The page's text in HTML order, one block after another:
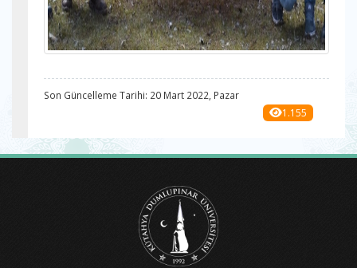
Son Güncelleme Tarihi: 20 Mart 2022, Pazar
1.155